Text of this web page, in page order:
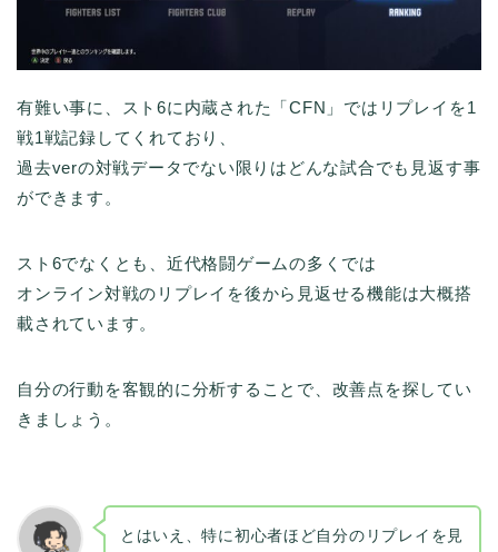
有難い事に、スト6に内蔵された「CFN」ではリプレイを1
戦1戦記録してくれており、
過去verの対戦データでない限りはどんな試合でも見返す事
ができます。
スト6でなくとも、近代格闘ゲームの多くでは
オンライン対戦のリプレイを後から見返せる機能は大概搭
載されています。
自分の行動を客観的に分析することで、改善点を探してい
きましょう。
とはいえ、特に初心者ほど自分のリプレイを見